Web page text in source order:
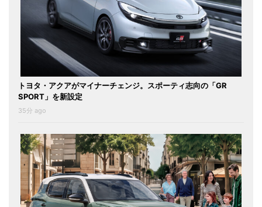
トヨタ・アクアがマイナーチェンジ。スポーティ志向の「GR
SPORT」を新設定
35分 ago